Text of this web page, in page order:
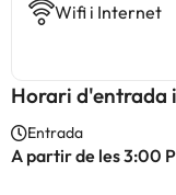
Wifi i Internet
Horari d'entrada
Entrada
A partir de les 3:00